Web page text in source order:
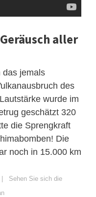
aller
das jemals
des
wurde im
geschätzt 320
die Sprengkraft
Die
noch in 15.000 km
Sehen Sie sich die